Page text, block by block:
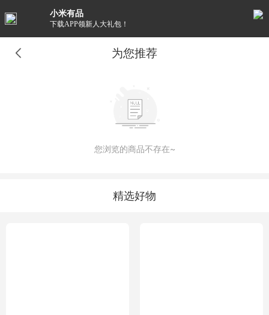
小米有品
下载APP领新人大礼包！
为您推荐
您浏览的商品不存在~
精选好物